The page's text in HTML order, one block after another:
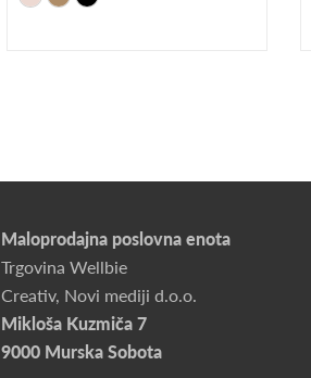
Maloprodajna poslovna enota
Trgovina Wellbie
Creativ, Novi mediji d.o.o.
Mikloša Kuzmiča 7
9000 Murska Sobota